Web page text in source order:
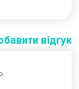
вiдгук